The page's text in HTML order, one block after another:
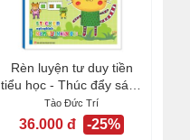
Rèn luyện tư duy tiền
tiểu học - Thúc đẩy sáng
tạo đột phá...
Tào Đức Trí
36.000 đ -25%